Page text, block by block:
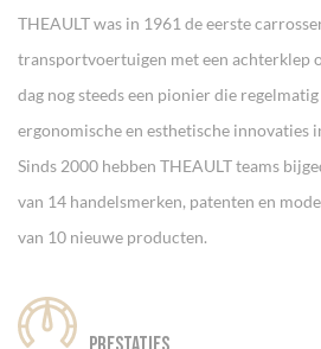
THEAULT was in 1961 de eerste
transportvoertuigen met een achterklep
dag nog steeds een pionier die
ergonomische en esthetische innovaties
Sinds 2000 hebben THEAULT teams
van 14 handelsmerken, patenten en
van 10 nieuwe producten.